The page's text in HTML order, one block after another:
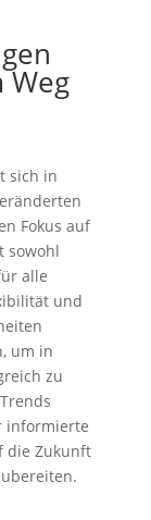
Weg
sich in
Fokus auf
sowohl
alle
und
um in
zu
informierte
die Zukunft